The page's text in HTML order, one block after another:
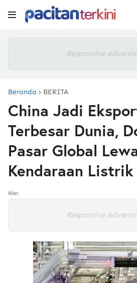
Responsive
Beranda BERITA
China Jadi
Terbesar Dunia,
Pasar Global
Kendaraan Listrik
Iklan
Responsive